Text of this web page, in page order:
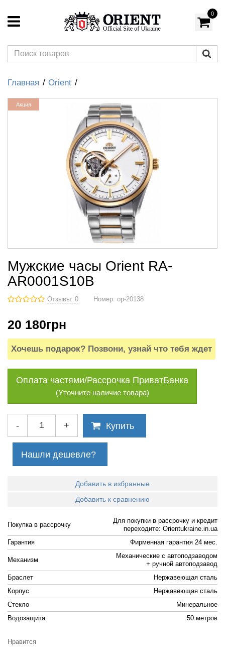
0
Главная Orient
Акция
Мужские часы Orient RA-
AR0001S10B
Отзывы: 0 Номер: op-20138
20 180грн
Хочешь подарок? Позвони, узнай что тебя ждет
Оплата частями/Рассрочка ПриватБанка
(Уточните наличие товара)
- + Купить
Нашли дешевле?
Добавить в избранные
Добавить к сравнению
Покупка в рассрочку
Для покупки в рассрочку и кредит
переходите: Orientukraine.in.ua
Гарантия
Фирменная гарантия 24 мес.
Механизм
Механические с автоподзаводом
+ ручной автоподзавод
Браслет
Нержавеющая сталь
Корпус
Нержавеющая сталь
Стекло
Минеральное
Водозащита
50 метров
Нравится